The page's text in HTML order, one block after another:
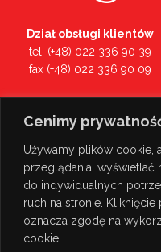
Cenimy
Używamy plików cookie,
przeglądania, wyświetlać
do indywidualnych
ruch na stronie. Kliknięcie
oznacza zgodę na
cookie.
Dział obsługi klientów
tel. (+48) 022 336 90 39
fax (+48) 022 336 90 09
tel. (+48) 022 336 90 00